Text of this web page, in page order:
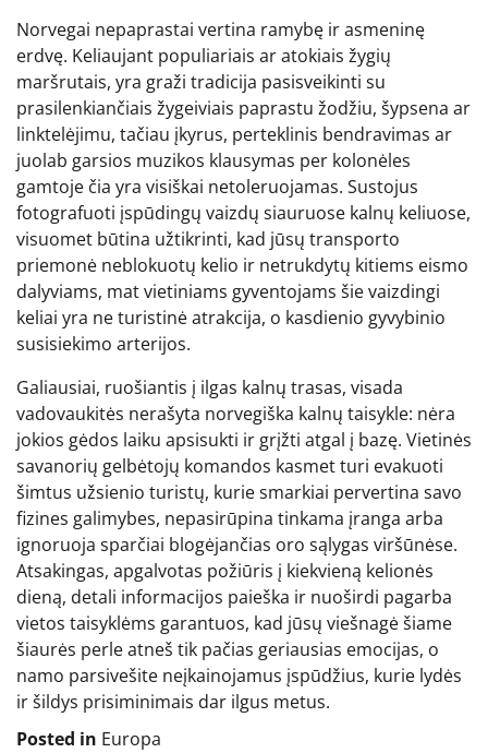
Norvegai nepaprastai vertina ramybę ir asmeninę
erdvę. Keliaujant populiariais ar atokiais žygių
maršrutais, yra graži tradicija pasisveikinti su
prasilenkiančiais žygeiviais paprastu žodžiu, šypsena ar
linktelėjimu, tačiau įkyrus, perteklinis bendravimas ar
juolab garsios muzikos klausymas per kolonėles
gamtoje čia yra visiškai netoleruojamas. Sustojus
fotografuoti įspūdingų vaizdų siauruose kalnų keliuose,
visuomet būtina užtikrinti, kad jūsų transporto
priemonė neblokuotų kelio ir netrukdytų kitiems eismo
dalyviams, mat vietiniams gyventojams šie vaizdingi
keliai yra ne turistinė atrakcija, o kasdienio gyvybinio
susisiekimo arterijos.
Galiausiai, ruošiantis į ilgas kalnų trasas, visada
vadovaukitės nerašyta norvegiška kalnų taisykle: nėra
jokios gėdos laiku apsisukti ir grįžti atgal į bazę. Vietinės
savanorių gelbėtojų komandos kasmet turi evakuoti
šimtus užsienio turistų, kurie smarkiai pervertina savo
fizines galimybes, nepasirūpina tinkama įranga arba
ignoruoja sparčiai blogėjančias oro sąlygas viršūnėse.
Atsakingas, apgalvotas požiūris į kiekvieną kelionės
dieną, detali informacijos paieška ir nuoširdi pagarba
vietos taisyklėms garantuos, kad jūsų viešnagė šiame
šiaurės perle atneš tik pačias geriausias emocijas, o
namo parsivešite neįkainojamus įspūdžius, kurie lydės
ir šildys prisiminimais dar ilgus metus.
Posted in Europa